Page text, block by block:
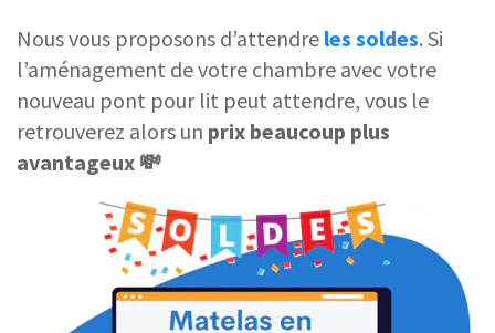
Nous vous proposons d’attendre les soldes. Si
l’aménagement de votre chambre avec votre
nouveau pont pour lit peut attendre, vous le
retrouverez alors un prix beaucoup plus
avantageux 💸